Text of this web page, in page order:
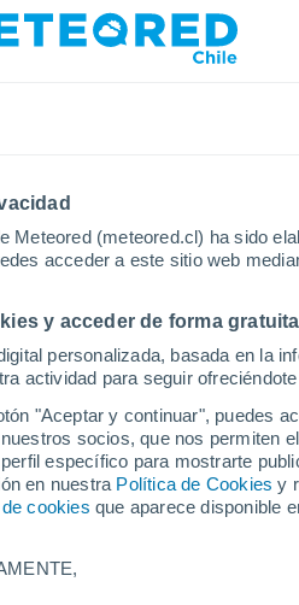
Meteored (meteored.cl) ha sido
acceder a este sitio web
y acceder de forma gratuita
personalizada, basada en la
actividad para seguir
"Aceptar y continuar", puedes
socios, que nos permiten
específico para mostrarte
en nuestra Política de Cookies y
cookies que aparece disponible
Estados Unidos Estado de
Mountain
2026